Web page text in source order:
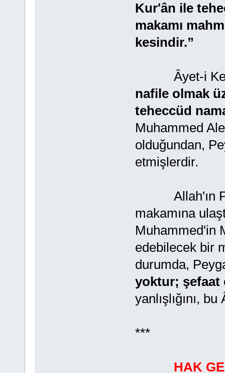
Kur'ân ile
makamı
kesindir.”
Âyet-i
nafile olmak
teheccüd
Muhammed
olduğundan,
etmişlerdir.
Allah'ın
makamına
Muhammed'in
edebilecek bir
durumda,
yoktur; şefaat
yanlışlığını,
***
HAK